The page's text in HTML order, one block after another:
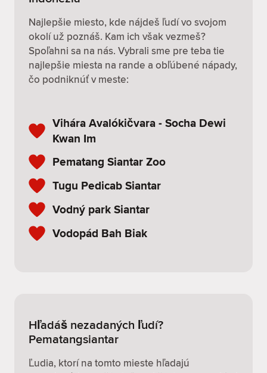
Najlepšie miesto, kde nájdeš ľudí vo svojom
okolí už poznáš. Kam ich však vezmeš?
Spoľahni sa na nás. Vybrali sme pre teba tie
najlepšie miesta na rande a obľúbené nápady,
čo podniknúť v meste:
Vihára Avalókičvara - Socha Dewi
Kwan Im
Pematang Siantar Zoo
Tugu Pedicab Siantar
Vodný park Siantar
Vodopád Bah Biak
Hľadáš nezadaných ľudí?
Pematangsiantar
Ľudia, ktorí na tomto mieste hľadajú